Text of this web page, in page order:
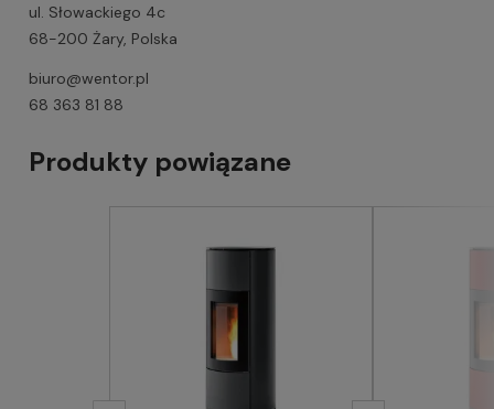
ul. Słowackiego 4c
68-200 Żary, Polska
biuro@wentor.pl
68 363 81 88
Produkty powiązane